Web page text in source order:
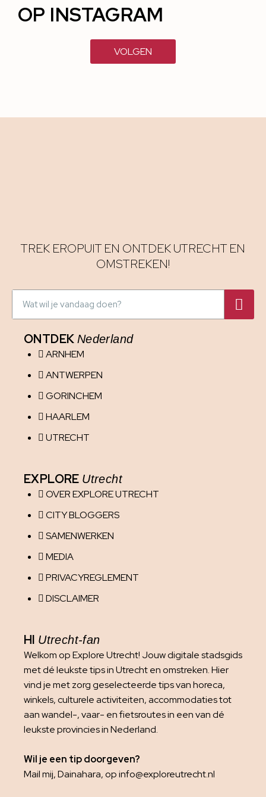
OP INSTAGRAM
VOLGEN
TREK EROPUIT EN ONTDEK UTRECHT EN
OMSTREKEN!
ONTDEK Nederland
ARNHEM
ANTWERPEN
GORINCHEM
HAARLEM
UTRECHT
EXPLORE Utrecht
OVER EXPLORE UTRECHT
CITY BLOGGERS
SAMENWERKEN
MEDIA
PRIVACYREGLEMENT
DISCLAIMER
HI Utrecht-fan
Welkom op Explore Utrecht! Jouw digitale stadsgids
met dé leukste tips in Utrecht en omstreken. Hier
vind je met zorg geselecteerde tips van horeca,
winkels, culturele activiteiten, accommodaties tot
aan wandel-, vaar- en fietsroutes in een van dé
leukste provincies in Nederland.
Wil je een tip doorgeven?
Mail mij, Dainahara, op info@exploreutrecht.nl